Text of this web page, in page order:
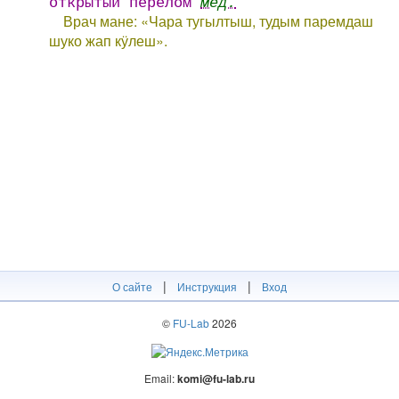
Врач мане: «Чара тугылтыш, тудым паремдаш
шуко жап кӱлеш».
О сайте | Инструкция | Вход
© FU-Lab2026
Email:komi@fu-lab.ru